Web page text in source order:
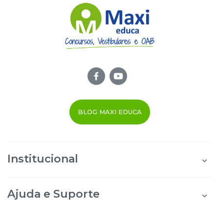
BLOG MAXI EDUCA
Institucional
Área do Afiliado
Ajuda e Suporte